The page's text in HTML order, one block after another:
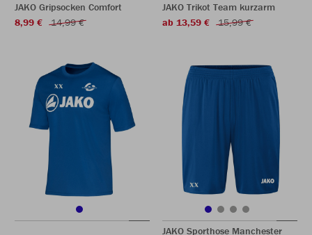
JAKO Gripsocken Comfort
8,99 €
14,99 €
JAKO Trikot Team kurzarm
ab 13,59 €
15,99 €
JAKO Sporthose Manchester